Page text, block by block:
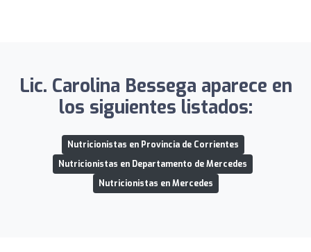
Lic. Carolina Bessega aparece en
los siguientes listados:
Nutricionistas en Provincia de Corrientes
Nutricionistas en Departamento de Mercedes
Nutricionistas en Mercedes